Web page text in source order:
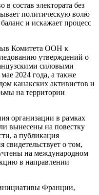
состав электората без
политическую волю
и искажает процесс
Комитета ООН к
утверждений о
силовыми
2024 года, а также
канакских активистов и
на территории
организации в рамках
вынесены на повестку
а публикация
свидетельствует о том,
на международном
в направлении
Франции,